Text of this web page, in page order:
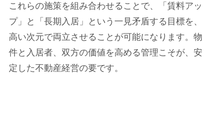
これらの施策を組み合わせることで、「賃料アッ
プ」と「長期入居」という一見矛盾する目標を、
高い次元で両立させることが可能になります。物
件と入居者、双方の価値を高める管理こそが、安
定した不動産経営の要です。